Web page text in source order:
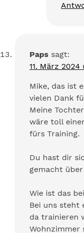
Paps sagt:
11. März 2024
Mike, das ist
vielen Dank
Meine
wäre toll
fürs Training.
Du hast dir
gemacht
Wie ist das
Bei uns steht
da trainieren
Wohnzimmer